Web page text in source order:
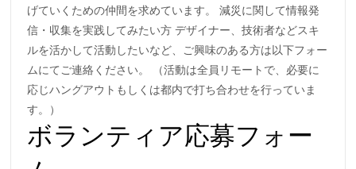
げていくための仲間を求めています。 減災に関して情報発
信・収集を実践してみたい方 デザイナー、技術者などスキ
ルを活かして活動したいなど、ご興味のある方は以下フォー
ムにてご連絡ください。 （活動は全員リモートで、必要に
応じハングアウトもしくは都内で打ち合わせを行っていま
す。）